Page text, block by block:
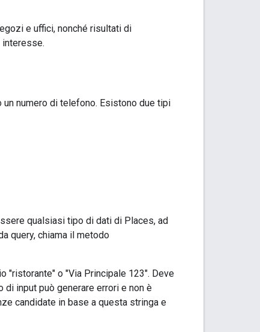
e uffici, nonché risultati di
interesse.
un numero di telefono. Esistono due tipi
qualsiasi tipo di dati di Places, ad
query, chiama il metodo
"ristorante" o "Via Principale 123". Deve
di input può generare errori e non è
candidate in base a questa stringa e